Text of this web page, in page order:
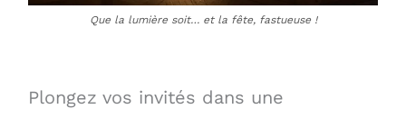
Que la lumière soit… et la fête, fastueuse !
Plongez vos invités dans une